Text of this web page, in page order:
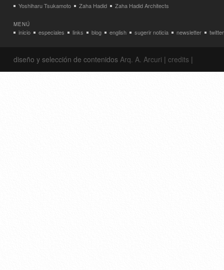
Yoshiharu Tsukamoto
Zaha Hadid Zaha Hadid Architects
MENÚ
inicio especiales links blog english sugerir noticia newsletter twitter
diseño y selección de contenidos Arq. A. Arcuri | credits |